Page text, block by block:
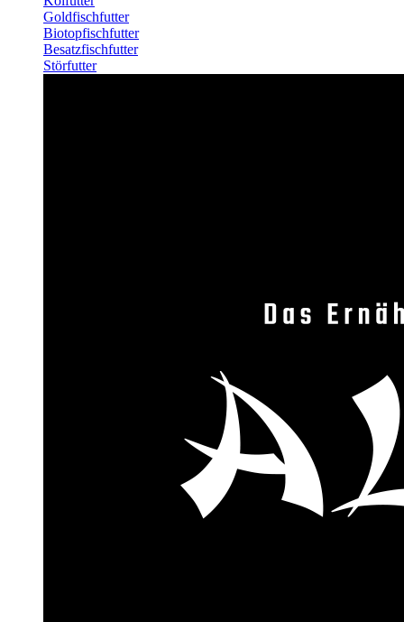
Goldfischfutter
Biotopfischfutter
Besatzfischfutter
Störfutter